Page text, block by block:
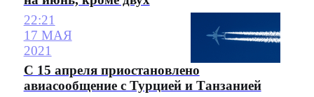
22:21
17 МАЯ
2021
С 15 апреля приостановлено
авиасообщение с Турцией и Танзанией